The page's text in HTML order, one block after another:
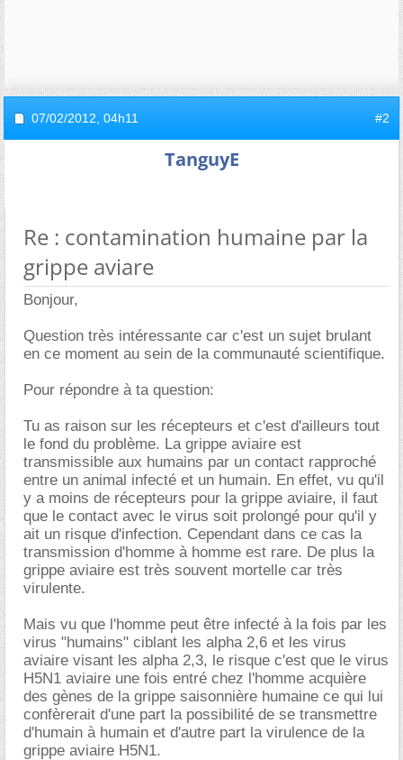
07/02/2012, 04h11 #2
TanguyE
Re : contamination humaine par la
grippe aviare
Bonjour,
Question très intéressante car c'est un sujet brulant
en ce moment au sein de la communauté scientifique.
Pour répondre à ta question:
Tu as raison sur les récepteurs et c'est d'ailleurs tout
le fond du problème. La grippe aviaire est
transmissible aux humains par un contact rapproché
entre un animal infecté et un humain. En effet, vu qu'il
y a moins de récepteurs pour la grippe aviaire, il faut
que le contact avec le virus soit prolongé pour qu'il y
ait un risque d'infection. Cependant dans ce cas la
transmission d'homme à homme est rare. De plus la
grippe aviaire est très souvent mortelle car très
virulente.
Mais vu que l'homme peut être infecté à la fois par les
virus "humains" ciblant les alpha 2,6 et les virus
aviaire visant les alpha 2,3, le risque c'est que le virus
H5N1 aviaire une fois entré chez l'homme acquière
des gènes de la grippe saisonnière humaine ce qui lui
confèrerait d'une part la possibilité de se transmettre
d'humain à humain et d'autre part la virulence de la
grippe aviaire H5N1.